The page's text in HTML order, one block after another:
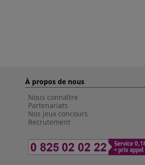
À propos de nous
Nous connaître
Partenariats
Nos jeux concours
Recrutement